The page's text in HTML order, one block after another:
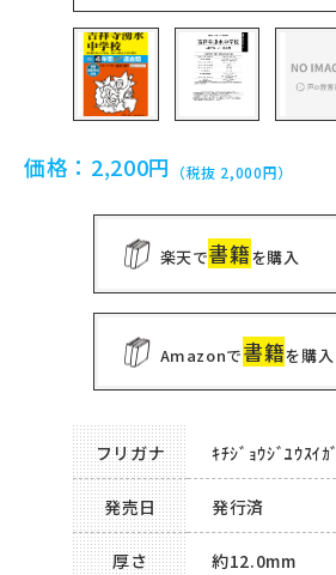
価格： 2,200円 （税抜 2,000円）
楽天で書籍を購入
Amazonで書籍を購入
フリガナ ｷﾁｼﾞｮｳｼﾞﾕｳｽｲｶ
発売日 発行済
厚さ 約12.0mm